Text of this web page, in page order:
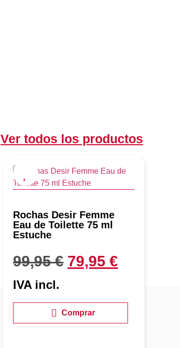
Ver todos los productos
Rochas Desir Femme
Eau de Toilette 75 ml
Estuche
99,95€ 79,95 €
IVA incl.
Comprar